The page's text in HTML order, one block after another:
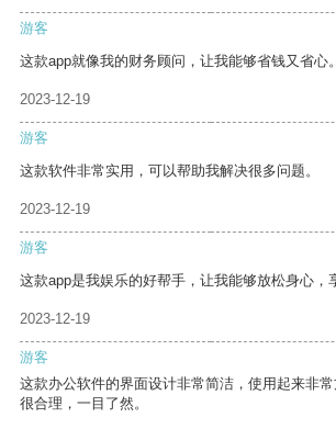
游客
这款app就像我的财务顾问，让我能够省钱又省心。
2023-12-19
游客
这款软件非常实用，可以帮助我解决很多问题。
2023-12-19
游客
这款app是我娱乐的好帮手，让我能够放松身心，
2023-12-19
游客
这款办公软件的界面设计非常简洁，使用起来非
很合理，一目了然。